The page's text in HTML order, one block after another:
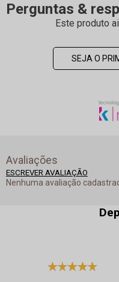
Perguntas &
Este produto
SEJA O
Avaliações
ESCREVER AVALIAÇÃO
Nenhuma avaliação